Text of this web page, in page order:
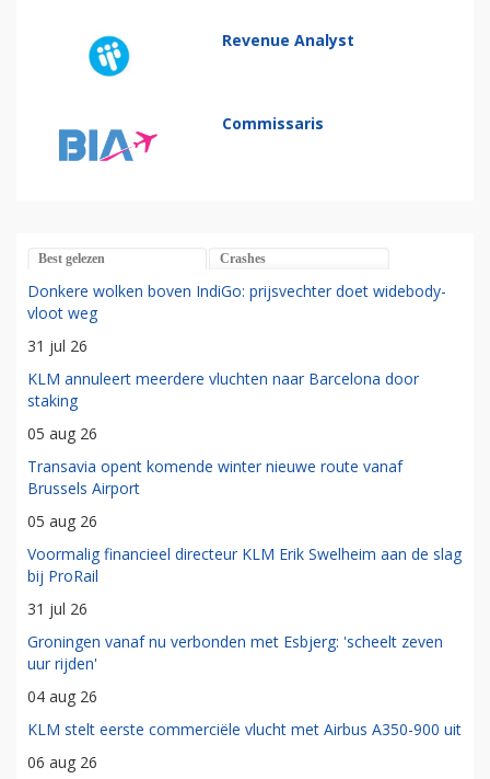
Revenue Analyst
Commissaris
Best gelezen Crashes
Donkere wolken boven IndiGo: prijsvechter doet widebody-
vloot weg
31 jul 26
KLM annuleert meerdere vluchten naar Barcelona door
staking
05 aug 26
Transavia opent komende winter nieuwe route vanaf
Brussels Airport
05 aug 26
Voormalig financieel directeur KLM Erik Swelheim aan de slag
bij ProRail
31 jul 26
Groningen vanaf nu verbonden met Esbjerg: 'scheelt zeven
uur rijden'
04 aug 26
KLM stelt eerste commerciële vlucht met Airbus A350-900 uit
06 aug 26